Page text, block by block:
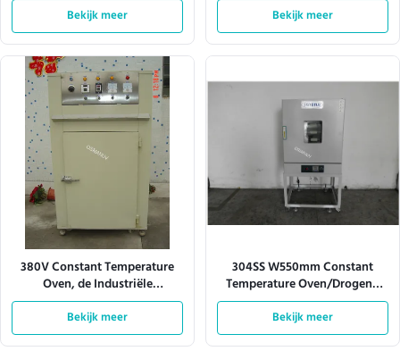
Droogoven
Bekijk meer Bekijk meer
380V Constant Temperature
Oven, de Industriële
Droogoven van l900mm
Bekijk meer
304SS W550mm Constant
Temperature Oven/Drogend
Oven Industrial
Bekijk meer